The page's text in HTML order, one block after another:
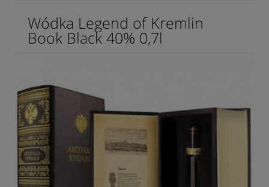
Wódka Legend of Kremlin
Book Black 40% 0,7l